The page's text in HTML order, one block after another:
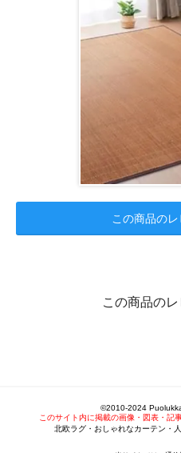
この商品の
この商品の
©2010-2024
このサイト内に掲載の画像・図表・記
北欧ラグ・おしゃれなカーテン・